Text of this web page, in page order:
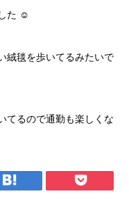
た ☺︎
絨毯を歩いてるみたいで
てるので通勤も楽しくな